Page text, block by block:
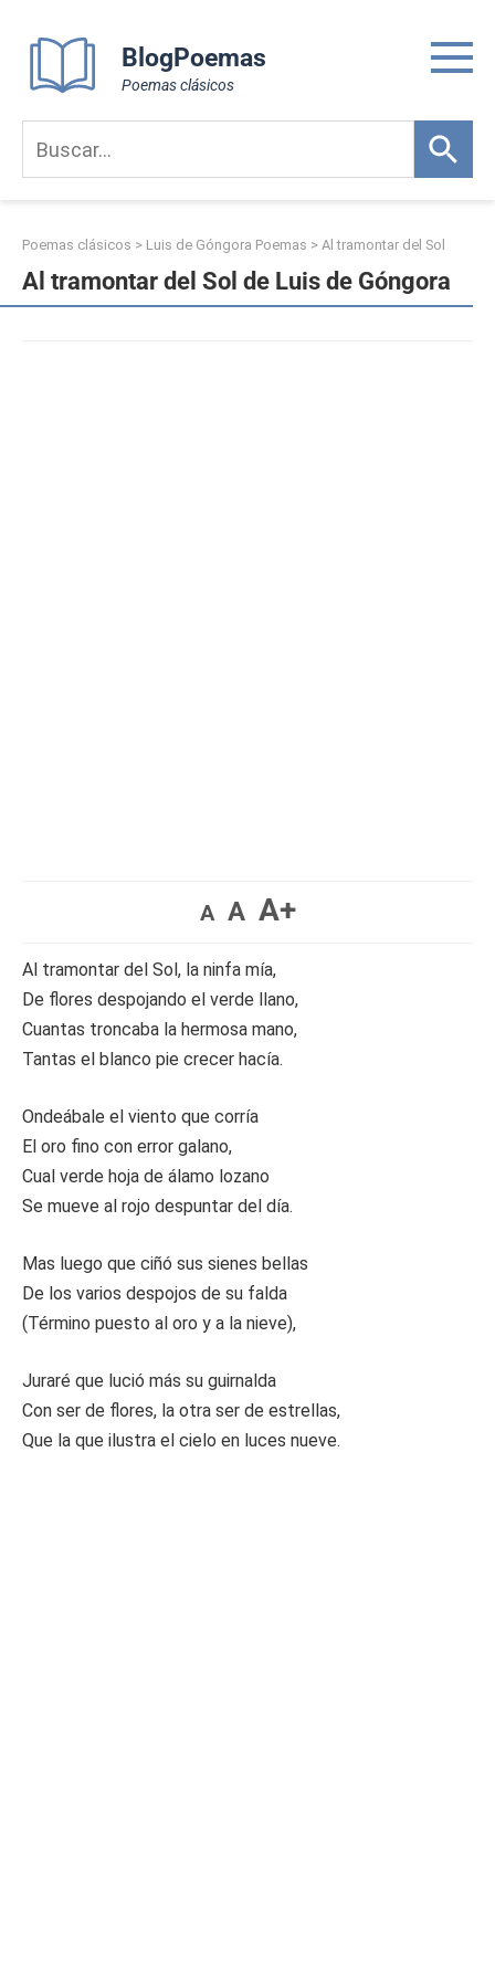
content
BlogPoemas
Poemas clásicos
Poemas clásicos > Luis de Góngora Poemas > Al tramontar del Sol
Al tramontar del Sol de Luis de Góngora
A A A+
Al tramontar del Sol, la ninfa mía,
De flores despojando el verde llano,
Cuantas troncaba la hermosa mano,
Tantas el blanco pie crecer hacía.
Ondeábale el viento que corría
El oro fino con error galano,
Cual verde hoja de álamo lozano
Se mueve al rojo despuntar del día.
Mas luego que ciñó sus sienes bellas
De los varios despojos de su falda
(Término puesto al oro y a la nieve),
Juraré que lució más su guirnalda
Con ser de flores, la otra ser de estrellas,
Que la que ilustra el cielo en luces nueve.